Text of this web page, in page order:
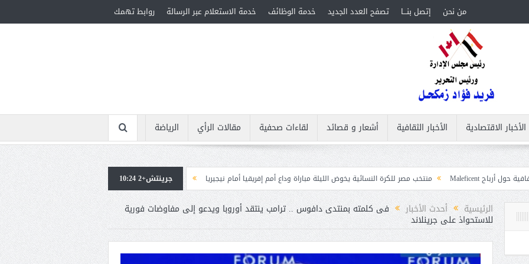
من نحن إتصل بنـــا تصفح العدد الجديد خدمة الوظائف خدمة الاستعلام عبر الرسالة روابط تهمك
الأخبار الاقتصادية الأخبار الثقافية أشعار و قصائد لقاءات صحفية مقالات الرأي
الرياضة
منتخب مصر للكرة النسائية يخوض الليلة مباراة وداع أمم إفريقيا أمام نيجيريا
استقبال جماهيرى حاشد لمحمد صلاح لدى وصوله إلى تركيا لإتمام انتقاله إلى
جرينتش+2 10:24
الرئيسية أحدث الأخبار فى كلمته بمنتدى دافوس .. ترامب ينتقد أوروبا ويدعو إلى مفاوضات فورية
للاستحواذ على جرينلاند